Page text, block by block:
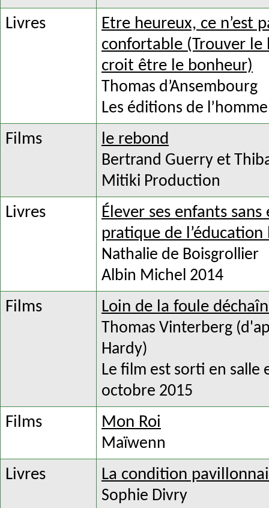
Livres
Etre heureux, ce n’est
confortable (Trouver le
croit être le bonheur)
Thomas d’Ansembourg
Les éditions de
Films le rebond
Bertrand Guerry et
Mitiki Production
Livres
Élever ses enfants
pratique de
Nathalie de Boisgrollier
Albin Michel 2014
Films Loin de la foule
Thomas Vinterberg
Hardy)
Le film est sorti en salle
octobre 2015
Films Mon Roi
Maïwenn
Livres La condition
Sophie Divry